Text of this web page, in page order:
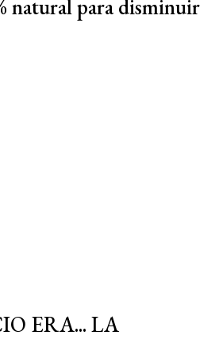
natural para disminuir
ERA... LA